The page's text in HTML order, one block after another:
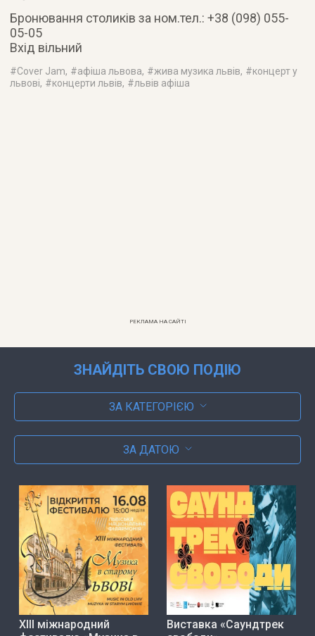
Бронювання столиків за ном.тел.: +38 (098) 055-
05-05
Вхід вільний
#Cover Jam, #афіша львова, #жива музика львів, #концерт у
львові, #концерти львів, #львів афіша
РЕКЛАМА НА САЙТІ
ЗНАЙДІТЬ СВОЮ ПОДІЮ
ЗА КАТЕГОРІЄЮ
ЗА ДАТОЮ
ХІІІ міжнародний
Виставка «Саундтрек